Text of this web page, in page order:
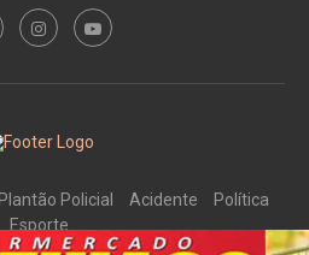
Plantão Policial Acidente
Política
Esporte